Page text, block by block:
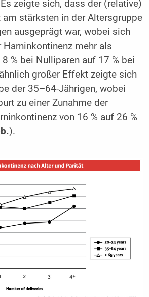
zeigte sich, dass der (relative)
stärksten in der Altersgruppe
ausgeprägt war, wobei sich
Harninkontinenz mehr als
% bei Nulliparen auf 17 % bei
großer Effekt zeigte sich
der 35–64-Jährigen, wobei
zu einer Zunahme der
von 16 % auf 26 %
).